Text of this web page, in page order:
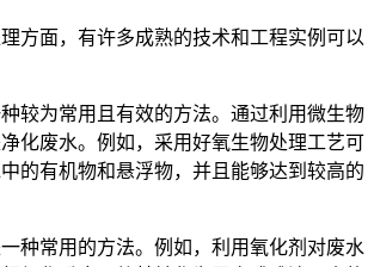
方面，有许多成熟的技术和工程实例可以
较为常用且有效的方法。通过利用微生物
化废水。例如，采用好氧生物处理工艺可
的有机物和悬浮物，并且能够达到较高的
种常用的方法。例如，利用氧化剂对废水